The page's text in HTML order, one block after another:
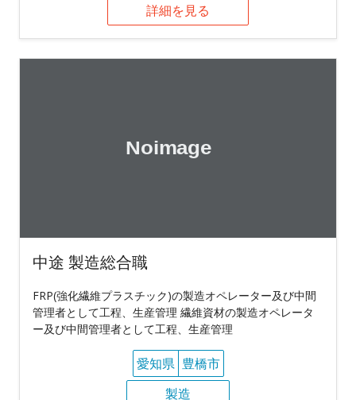
詳細を見る
中途 製造総合職
FRP(強化繊維プラスチック)の製造オペレーター及び中間
管理者として工程、生産管理 繊維資材の製造オペレータ
ー及び中間管理者として工程、生産管理
愛知県 豊橋市
製造